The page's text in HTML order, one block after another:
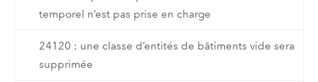
temporel n’est pas prise en charge
24120 : une classe d’entités de bâtiments vide sera
supprimée